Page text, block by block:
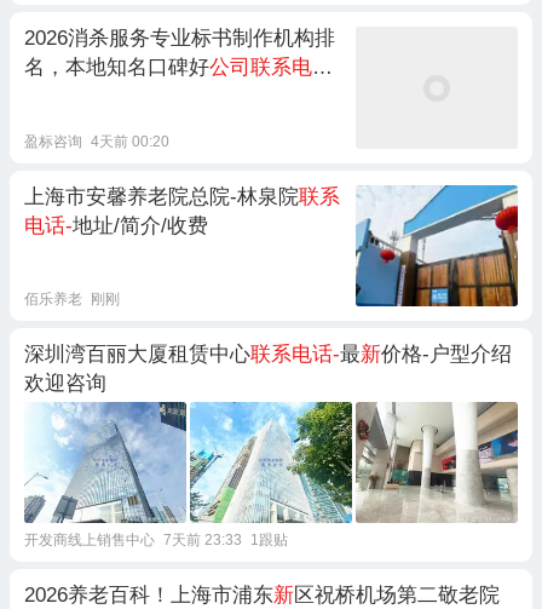
2026消杀服务专业标书制作机构排
名，本地知名口碑好公司联系电话
盈标咨询 4天前 00:20
上海市安馨养老院总院-林泉院联系
电话-地址/简介/收费
佰乐养老 刚刚
深圳湾百丽大厦租赁中心联系电话-最新价格-户型介绍
欢迎咨询
开发商线上销售中心 7天前 23:33 1跟贴
2026养老百科！上海市浦东新区祝桥机场第二敬老院